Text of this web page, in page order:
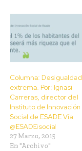
Columna: Desigualdad
extrema. Por: Ignasi
Carreras, director del
Instituto de Innovación
Social de ESADE Vía
@ESADEisocial
27 Marzo, 2015
En "Archivo"